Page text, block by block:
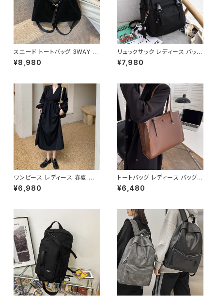
スエード トートバッグ 3WAY シ
ョルダーバッグ レディース バッ
グ 斜めがけ 軽量 A4収納 大容
おしゃれ 通勤通学 黒 茶色 ダー
クブラウン K-B0204
¥8,980
リュックサック レディース バック
パック 通学バッグ カジュアルリ
ュック 大容量 高校生 中学生 韓
0218
¥7,980
ワンピース レディース 春夏 秋
冬 春 夏 秋 冬 長袖 黒ワンピー
ス カシュクールワンピース ミデ
袖 ロングワンピース カジュアル
ワンピ ブラック 体型カバー 大
人 カジュアル 10代 20代 30代
40代 K-O0010
¥6,980
トートバッグ レディース バッグ
春夏 秋冬 春 夏 秋 冬 黒 白 バ
ッグ ハンドバッグ 肩掛け かばん
バッグ シンプル トートバック ホ
ワイト ベージュ コーヒー ブラッ
ク デート 通勤バッグ オフィスカ
ジュアル デイリー お出かけ オ
フィス カジュアル OL 上品 大人
10代 20代 30代 40代 K-B00
53
¥6,480